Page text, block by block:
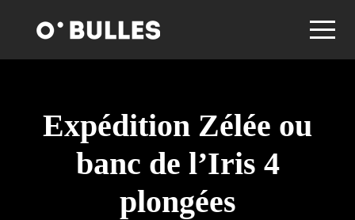
Expédition Zélée ou
banc de l’Iris 4
plongées